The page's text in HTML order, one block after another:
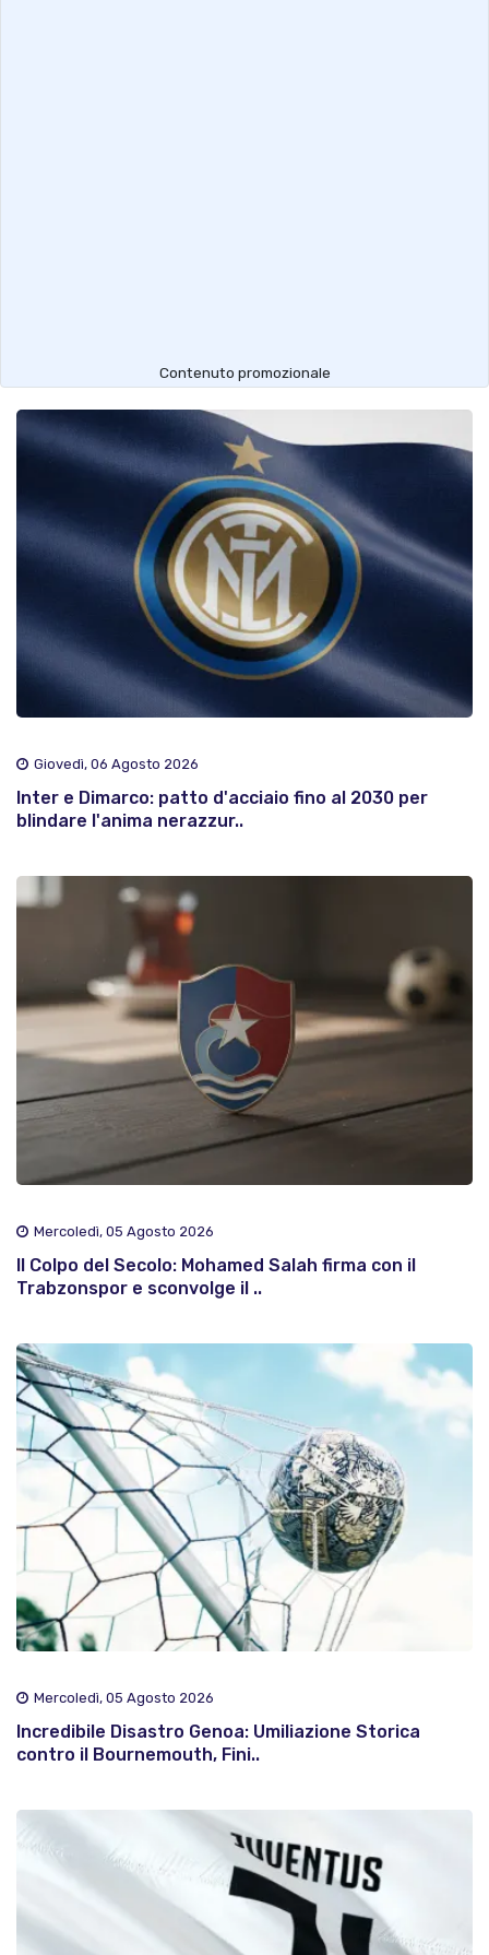
Contenuto promozionale
Giovedì, 06 Agosto 2026
Inter e Dimarco: patto d'acciaio fino al 2030 per
blindare l'anima nerazzur..
Mercoledì, 05 Agosto 2026
Il Colpo del Secolo: Mohamed Salah firma con il
Trabzonspor e sconvolge il ..
Mercoledì, 05 Agosto 2026
Incredibile Disastro Genoa: Umiliazione Storica
contro il Bournemouth, Fini..